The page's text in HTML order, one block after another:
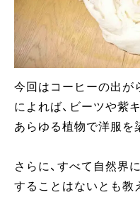
今回はコーヒーの出が
によれば、ビーツや紫
あらゆる植物で洋服を
さらに、すべて自然界
することはないとも教